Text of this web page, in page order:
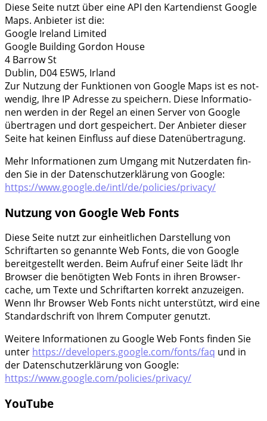
Die­se Sei­te nutzt über eine API den Kar­ten­dienst Goog­le
Maps. Anbie­ter ist die:
Goog­le Ire­land Limi­t­ed
Goog­le Buil­ding Gor­don House
4 Bar­row St
Dub­lin, D04 E5W5, Irland
Zur Nut­zung der Funk­tio­nen von Goog­le Maps ist es not­
wen­dig, Ihre IP Adres­se zu spei­chern. Die­se Infor­ma­tio­
nen wer­den in der Regel an einen Ser­ver von Goog­le
über­tra­gen und dort gespei­chert. Der Anbie­ter die­ser
Sei­te hat kei­nen Ein­fluss auf die­se Datenübertragung.
Mehr Infor­ma­tio­nen zum Umgang mit Nut­zer­da­ten fin­
den Sie in der Daten­schutz­er­klä­rung von Goog­le:
https://www.google.de/intl/de/policies/privacy/
Nutzung von Google Web Fonts
Die­se Sei­te nutzt zur ein­heit­li­chen Dar­stel­lung von
Schrift­ar­ten so genann­te Web Fonts, die von Goog­le
bereit­ge­stellt wer­den. Beim Auf­ruf einer Sei­te lädt Ihr
Brow­ser die benö­tig­ten Web Fonts in ihren Brow­ser­
cache, um Tex­te und Schrift­ar­ten kor­rekt anzu­zei­gen.
Wenn Ihr Brow­ser Web Fonts nicht unter­stützt, wird eine
Stan­dard­schrift von Ihrem Com­pu­ter genutzt.
Wei­te­re Infor­ma­tio­nen zu Goog­le Web Fonts fin­den Sie
unter https://developers.google.com/fonts/faq und in
der Daten­schutz­er­klä­rung von Goog­le:
https://www.google.com/policies/privacy/
YouTube